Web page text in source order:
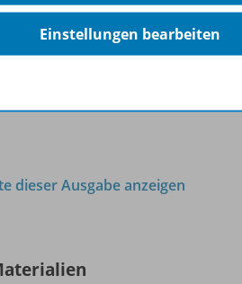
Dateiformat:PDF-Dokument
dieser Ausgabe anzeigen
Einstellungen bearbeiten